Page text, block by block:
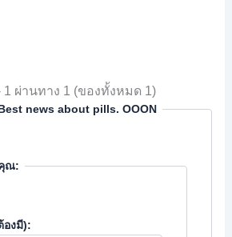
ผ่านทาง 1 (ของทั้งหมด 1)
news about pills. OOON
ณ:
องมี):